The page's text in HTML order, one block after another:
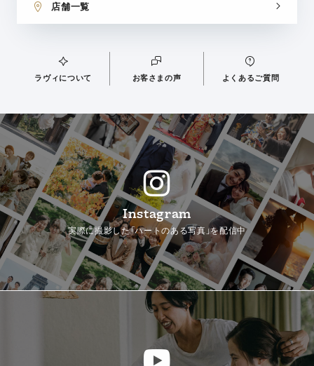
店舗一覧
ラヴィについて お客さまの声 よくあるご質問
Instagram
実際に撮影した「ハートのある写真」を配信中